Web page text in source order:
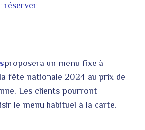
réserver
proposera un menu fixe à
fête nationale 2024 au prix de
Les clients pourront
le menu habituel à la carte.